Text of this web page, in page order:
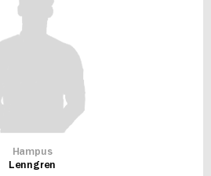
Hampus
Lenngren